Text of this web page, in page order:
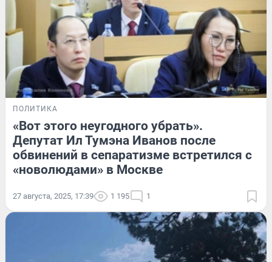
ПОЛИТИКА
«Вот этого неугодного убрать».
Депутат Ил Тумэна Иванов после
обвинений в сепаратизме встретился с
«новолюдами» в Москве
27 августа, 2025, 17:39 1 195 1